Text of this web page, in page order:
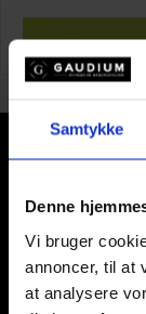
Samtykke
Denne
Vi bruger
annoncer, til at
at analysere